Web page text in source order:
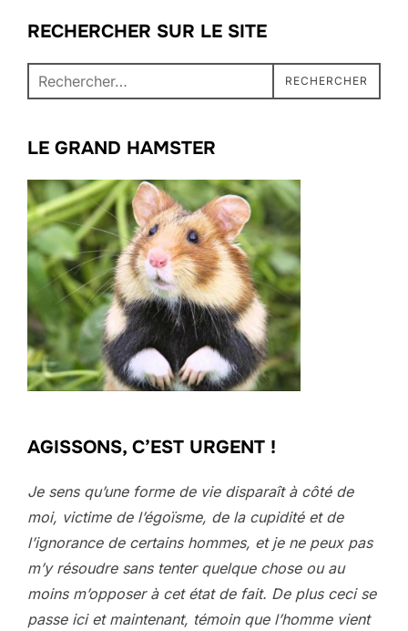
RECHERCHER SUR LE SITE
Recherche
pour :
RECHERCHER
LE GRAND HAMSTER
AGISSONS, C’EST URGENT !
Je sens qu’une forme de vie disparaît à côté de
moi, victime de l’égoïsme, de la cupidité et de
l’ignorance de certains hommes, et je ne peux pas
m’y résoudre sans tenter quelque chose ou au
moins m’opposer à cet état de fait. De plus ceci se
passe ici et maintenant, témoin que l’homme vient